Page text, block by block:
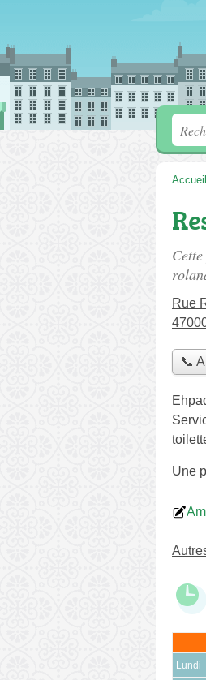
Accueil
Rue
📞
Une
Lundi